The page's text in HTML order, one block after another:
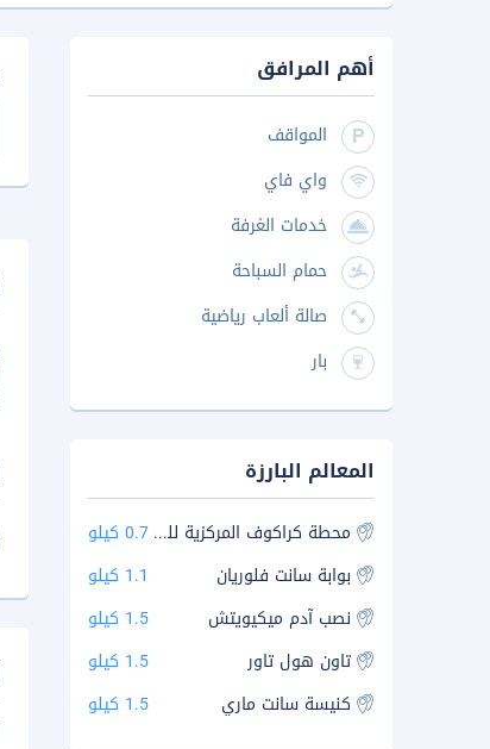
أهم المرافق
المواقف
واي فاي
خدمات الغرفة
حمام السباحة
صالة ألعاب رياضية
بار
المعالم البارزة
محطة كراكوف المركزية للسكك الحديدية0.7 كيلو
بوابة سانت فلوريان
1.1 كيلو
نصب آدم ميكيويتش
1.5 كيلو
تاون هول تاور
1.5 كيلو
كنيسة سانت ماري
1.5 كيلو